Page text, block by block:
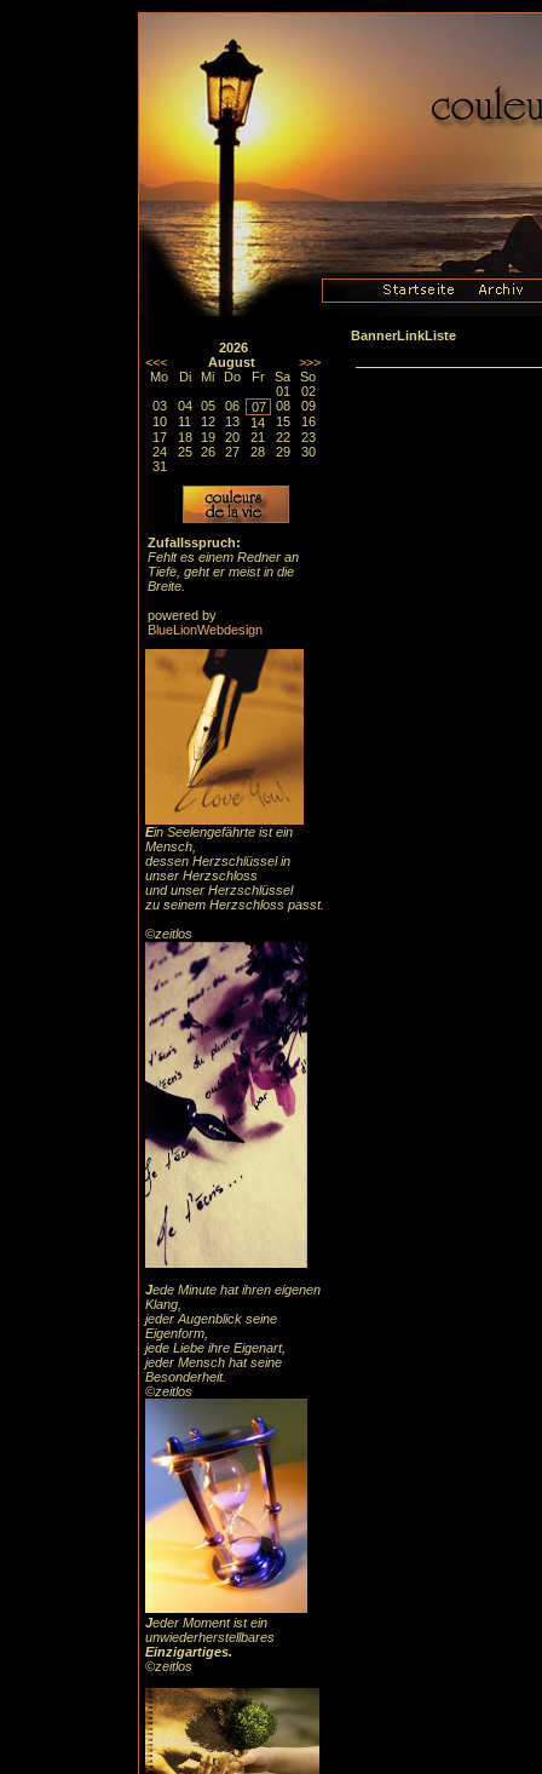
2026
<<<
August
>>>
Mo
Di Mi Do Fr Sa
So
01
02
03
04 05 06 07 08
09
10
11 12 13 14 15
16
17
18 19 20 21 22
23
24
25 26 27 28 29
30
31
Zufallsspruch:
Fehlt es einem Redner an
Tiefe, geht er meist in die
Breite.
powered by
BlueLionWebdesign
Ein Seelengefährte ist ein
Mensch,
dessen Herzschlüssel in
unser Herzschloss
und unser Herzschlüssel
zu seinem Herzschloss passt.
©zeitlos
Jede Minute hat ihren eigenen
Klang,
jeder Augenblick seine
Eigenform,
jede Liebe ihre Eigenart,
jeder Mensch hat seine
Besonderheit.
©zeitlos
Jeder Moment ist ein
unwiederherstellbares
Einzigartiges.
©zeitlos
BannerLinkListe